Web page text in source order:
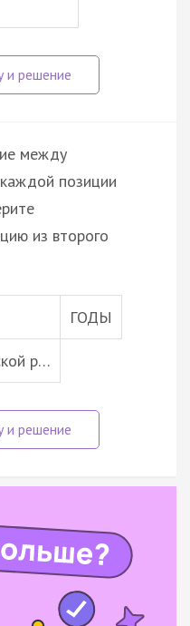
между
позиции
из второго
ГОДЫ
р…